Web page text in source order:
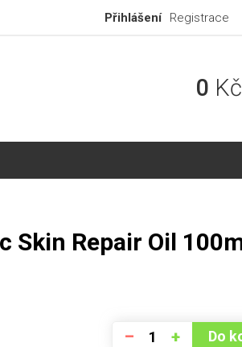
Přihlášení Registrace
0 Kč
Skin Repair Oil
– + Do